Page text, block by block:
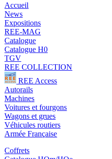
Accueil
News
Expositions
REE-MAG
Catalogue
Catalogue H0
TGV
REE COLLECTION
REE Access
Autorails
Machines
Voitures et fourgons
Wagons et grues
Véhicules routiers
Armée Française
Coffrets